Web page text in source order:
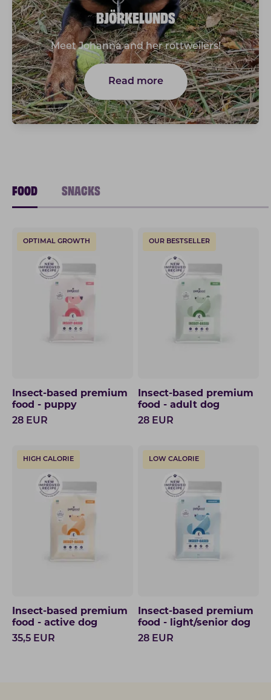
BJÖRKELUNDS
Meet Johanna and her rottweilers!
Read more
FOOD SNACKS
OPTIMAL GROWTH
Insect-based premium
food - puppy
28 EUR
OUR BESTSELLER
Insect-based premium
food - adult dog
28 EUR
HIGH CALORIE
Insect-based premium
food - active dog
35,5 EUR
LOW CALORIE
Insect-based premium
food - light/senior dog
28 EUR